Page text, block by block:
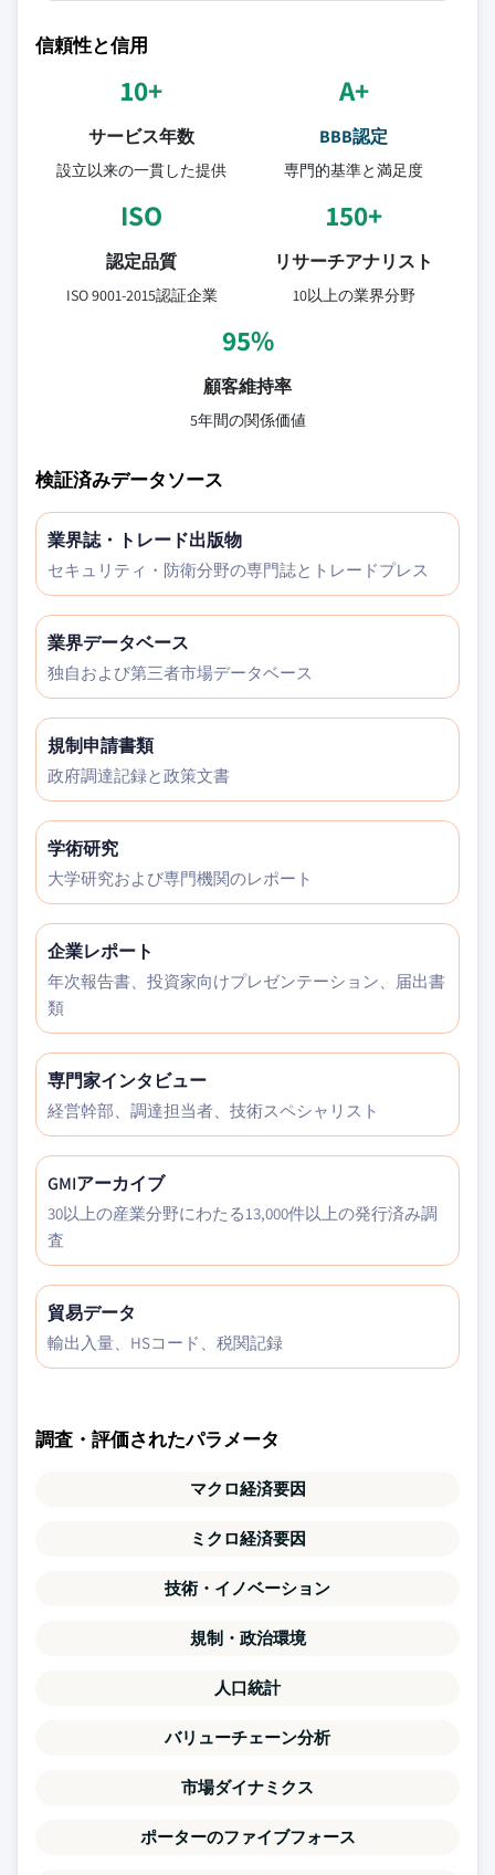
信頼性と信用
10+
サービス年数
設立以来の一貫した提供
A+
BBB認定
専門的基準と満足度
ISO
認定品質
ISO 9001-2015認証企業
150+
リサーチアナリスト
10以上の業界分野
95%
顧客維持率
5年間の関係価値
検証済みデータソース
業界誌・トレード出版物
セキュリティ・防衛分野の専門誌とトレードプレス
業界データベース
独自および第三者市場データベース
規制申請書類
政府調達記録と政策文書
学術研究
大学研究および専門機関のレポート
企業レポート
年次報告書、投資家向けプレゼンテーション、届出書
類
専門家インタビュー
経営幹部、調達担当者、技術スペシャリスト
GMIアーカイブ
30以上の産業分野にわたる13,000件以上の発行済み調
査
貿易データ
輸出入量、HSコード、税関記録
調査・評価されたパラメータ
マクロ経済要因
ミクロ経済要因
技術・イノベーション
規制・政治環境
人口統計
バリューチェーン分析
市場ダイナミクス
ポーターのファイブフォース